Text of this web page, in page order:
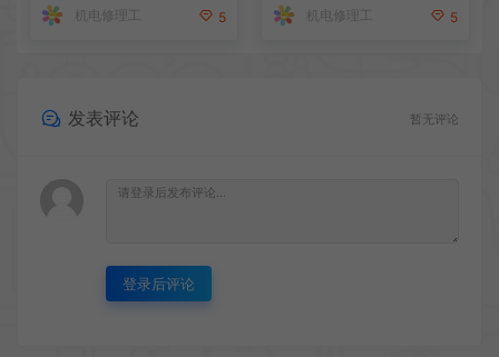
机电修理工 5 机电修理工 5
发表评论 暂无评论
登录后评论